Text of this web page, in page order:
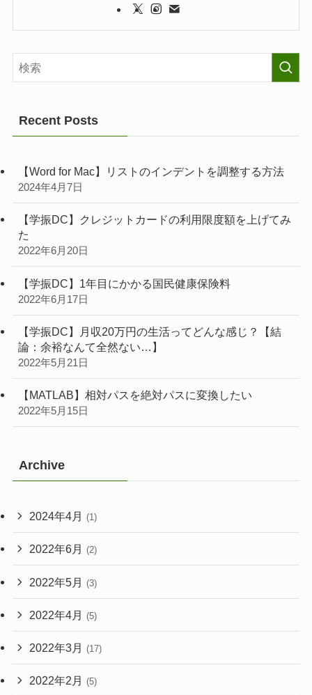
Recent Posts
【Word for Mac】リストのインデントを調整する方法
2024年4月7日
【学振DC】クレジットカードの利用限度額を上げてみ
た
2022年6月20日
【学振DC】1年目にかかる国民健康保険料
2022年6月17日
【学振DC】月収20万円の生活ってどんな感じ？【結
論：余裕なんて全然ない…】
2022年5月21日
【MATLAB】相対パスを絶対パスに変換したい
2022年5月15日
Archive
2024年4月 (1)
2022年6月 (2)
2022年5月 (3)
2022年4月 (5)
2022年3月 (17)
2022年2月 (5)